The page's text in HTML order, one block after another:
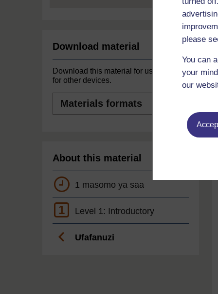
please
You can
your
our
Download material
Download this material for use offline or
for other devices.
formats
About this material
1 masomo ya saa
1 Level 1: Introductory
Ufafanuzi